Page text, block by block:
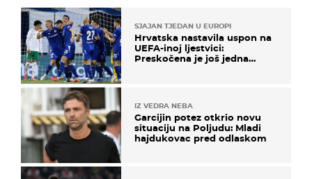
SJAJAN TJEDAN U EUROPI
Hrvatska nastavila uspon na
UEFA-inoj ljestvici:
Preskočena je još jedna
IZ VEDRA NEBA
Garcijin potez otkrio novu
situaciju na Poljudu: Mladi
hajdukovac pred odlaskom